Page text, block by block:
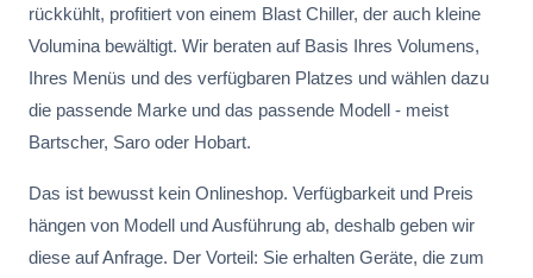
rückkühlt, profitiert von einem Blast Chiller, der auch kleine
Volumina bewältigt. Wir beraten auf Basis Ihres Volumens,
Ihres Menüs und des verfügbaren Platzes und wählen dazu
die passende Marke und das passende Modell - meist
Bartscher, Saro oder Hobart.
Das ist bewusst kein Onlineshop. Verfügbarkeit und Preis
hängen von Modell und Ausführung ab, deshalb geben wir
diese auf Anfrage. Der Vorteil: Sie erhalten Geräte, die zum